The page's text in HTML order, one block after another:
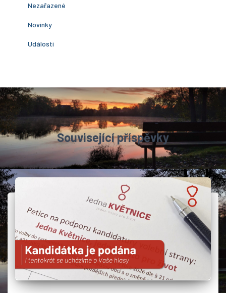
Nezařazené
Novinky
Události
Související příspěvky